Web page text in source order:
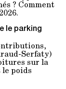
? Comment
le parking
Serfaty)
sur la
le poids